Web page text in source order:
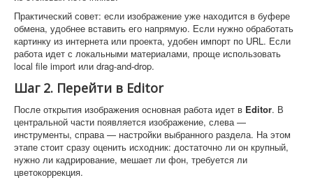
Практический совет: если изображение уже находится в буфере
обмена, удобнее вставить его напрямую. Если нужно обработать
картинку из интернета или проекта, удобен импорт по URL. Если
работа идет с локальными материалами, проще использовать
local file import или drag-and-drop.
Шаг 2. Перейти в Editor
После открытия изображения основная работа идет в Editor. В
центральной части появляется изображение, слева —
инструменты, справа — настройки выбранного раздела. На этом
этапе стоит сразу оценить исходник: достаточно ли он крупный,
нужно ли кадрирование, мешает ли фон, требуется ли
цветокоррекция.